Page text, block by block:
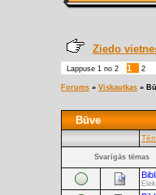
Ziedo
Lappuse 1 no 2 1 2
Forums » Viskautkas »
Būve
Svarīgās tēmas